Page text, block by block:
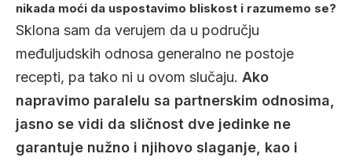
nikada moći da uspostavimo bliskost i razumemo se?
Sklona sam da verujem da u području
međuljudskih odnosa generalno ne postoje
recepti, pa tako ni u ovom slučaju. Ako
napravimo paralelu sa partnerskim odnosima,
jasno se vidi da sličnost dve jedinke ne
garantuje nužno i njihovo slaganje, kao i